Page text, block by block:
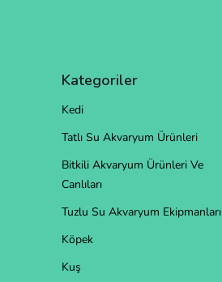
Kategoriler
Kedi
Tatlı Su Akvaryum Ürünleri
Bitkili Akvaryum Ürünleri Ve
Canlıları
Tuzlu Su Akvaryum Ekipmanları
Köpek
Kuş